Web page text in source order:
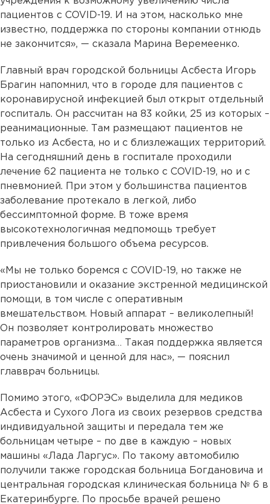
пациентов с COVID-19. И на этом, насколько мне
известно, поддержка по стороны компании отнюдь
не закончится», — сказала Марина Веремеенко.
Главный врач городской больницы Асбеста Игорь
Брагин напомнил, что в городе для пациентов с
коронавирусной инфекцией был открыт отдельный
госпиталь. Он рассчитан на 83 койки, 25 из которых –
реанимационные. Там размещают пациентов не
только из Асбеста, но и с близлежащих территорий.
На сегодняшний день в госпитале проходили
лечение 62 пациента не только с COVID-19, но и с
пневмонией. При этом у большинства пациентов
заболевание протекало в легкой, либо
бессимптомной форме. В тоже время
высокотехнологичная медпомощь требует
привлечения большого объема ресурсов.
«Мы не только боремся с COVID-19, но также не
приостановили и оказание экстренной медицинской
помощи, в том числе с оперативным
вмешательством. Новый аппарат – великолепный!
Он позволяет контролировать множество
параметров организма… Такая поддержка является
очень значимой и ценной для нас», — пояснил
главврач больницы.
Помимо этого, «ФОРЭС» выделила для медиков
Асбеста и Сухого Лога из своих резервов средства
индивидуальной защиты и передала тем же
больницам четыре – по две в каждую – новых
машины «Лада Ларгус». По такому автомобилю
получили также городская больница Богдановича и
центральная городская клиническая больница № 6 в
Екатеринбурге. По просьбе врачей решено